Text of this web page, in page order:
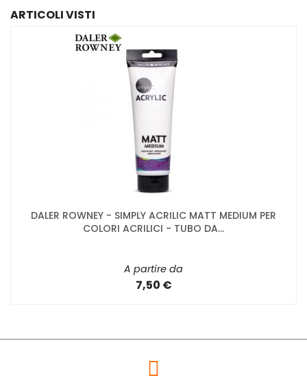
ARTICOLI VISTI
DALER ROWNEY - SIMPLY ACRILIC MATT MEDIUM PER
COLORI ACRILICI - TUBO DA...
A partire da
7,50 €